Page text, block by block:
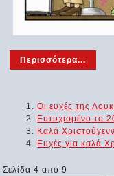
Περισσότερα...
Οι ευχές της
Ευτυχισμένο το
Καλά
Ευχές για καλά
Σελίδα 4 από 9